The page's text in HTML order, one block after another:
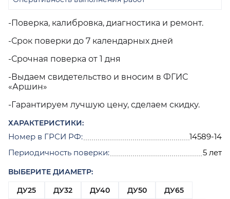
-Поверка, калибровка, диагностика и ремонт.
-Срок поверки до 7 календарных дней
-Срочная поверка от 1 дня
-Выдаем свидетельство и вносим в ФГИС
«Аршин»
-Гарантируем лучшую цену, сделаем скидку.
ХАРАКТЕРИСТИКИ:
Номер в ГРСИ РФ:
14589-14
Периодичность поверки:
5 лет
ВЫБЕРИТЕ ДИАМЕТР:
ДУ25
ДУ32 ДУ40 ДУ50
ДУ65